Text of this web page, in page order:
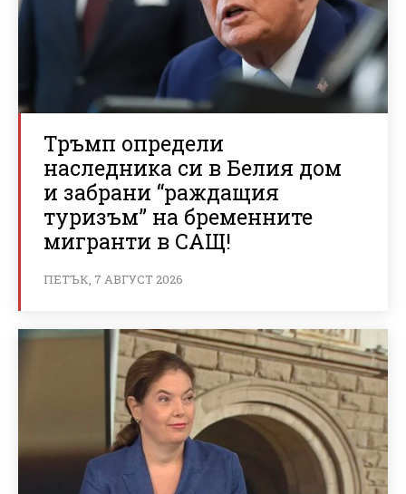
Тръмп определи
наследника си в Белия дом
и забрани “раждащия
туризъм” на бременните
мигранти в САЩ!
ПЕТЪК, 7 АВГУСТ 2026